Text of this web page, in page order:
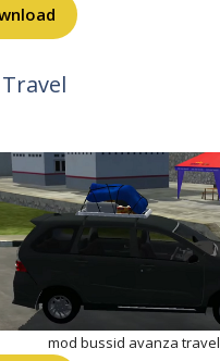
mod bussid avanza travel